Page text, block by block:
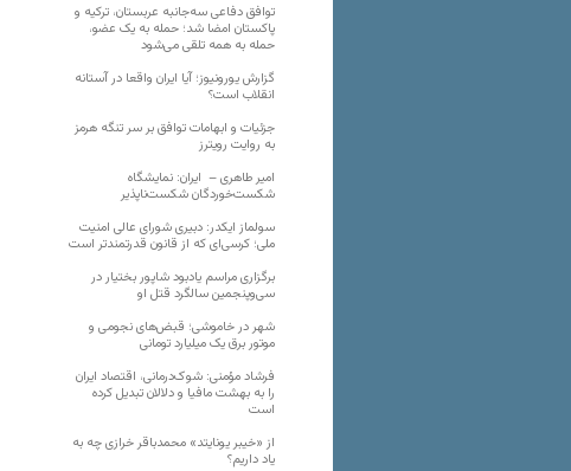
توافق دفاعی سه‌جانبه عربستان، ترکیه و
پاکستان امضا شد؛ حمله به یک عضو،
حمله به همه تلقی می‌شود
گزارش یورونیوز؛ آیا ایران واقعا در آستانه
انقلاب است؟
جزئیات و ابهامات توافق بر سر تنگه هرمز
به روایت رویترز
امیر طاهری – ایران: نمایشگاه
شکست‌خوردگان شکست‌ناپذیر
سولماز ایکدر: دبیری شورای عالی امنیت
ملی؛ کرسی‌ای که از قانون قدرتمندتر است
برگزاری مراسم یادبود شاپور بختیار در
سی‌وپنجمین سالگرد قتل او
شهر در خاموشی؛ قبض‌های نجومی و
موتور برق یک میلیارد تومانی
فرشاد مؤمنی: شوک‌درمانی، اقتصاد ایران
را به بهشت مافیا و دلالان تبدیل کرده
است
از «خیبر یونایتد» محمدباقر خرازی چه به
یاد داریم؟